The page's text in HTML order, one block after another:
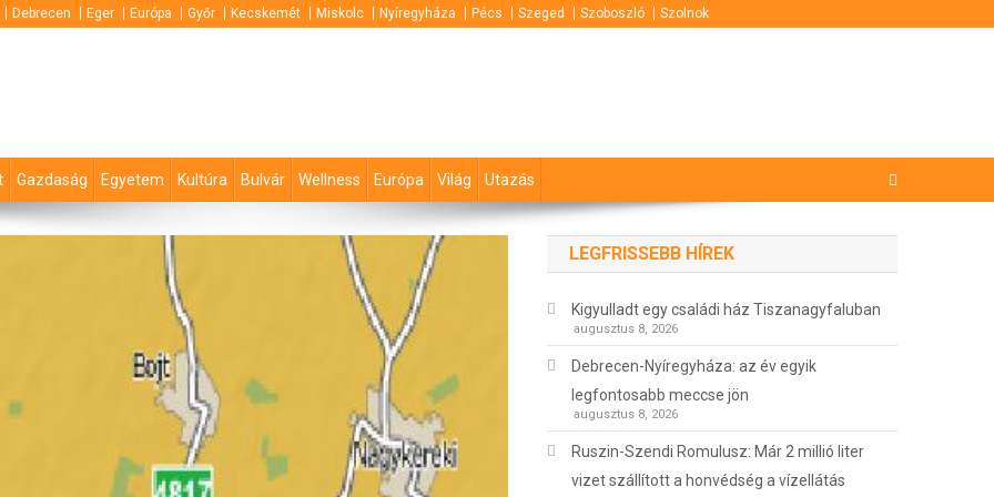
Debrecen Eger Európa Győr Kecskemét Miskolc Nyíregyháza Pécs Szeged Szoboszló Szolnok
Gazdaság Egyetem Kultúra Bulvár Wellness Európa Világ Utazás
LEGFRISSEBB HÍREK
Kigyulladt egy családi ház Tiszanagyfaluban
augusztus 8, 2026
Debrecen-Nyíregyháza: az év egyik
legfontosabb meccse jön
augusztus 8, 2026
Ruszin-Szendi Romulusz: Már 2 millió liter
vizet szállított a honvédség a vízellátás